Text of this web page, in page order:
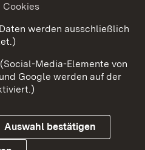
Barrierefreiheit
Cookies
Cookies
werden ausschließlich
Media-Elemente von
Google werden auf der
Auswahl bestätigen